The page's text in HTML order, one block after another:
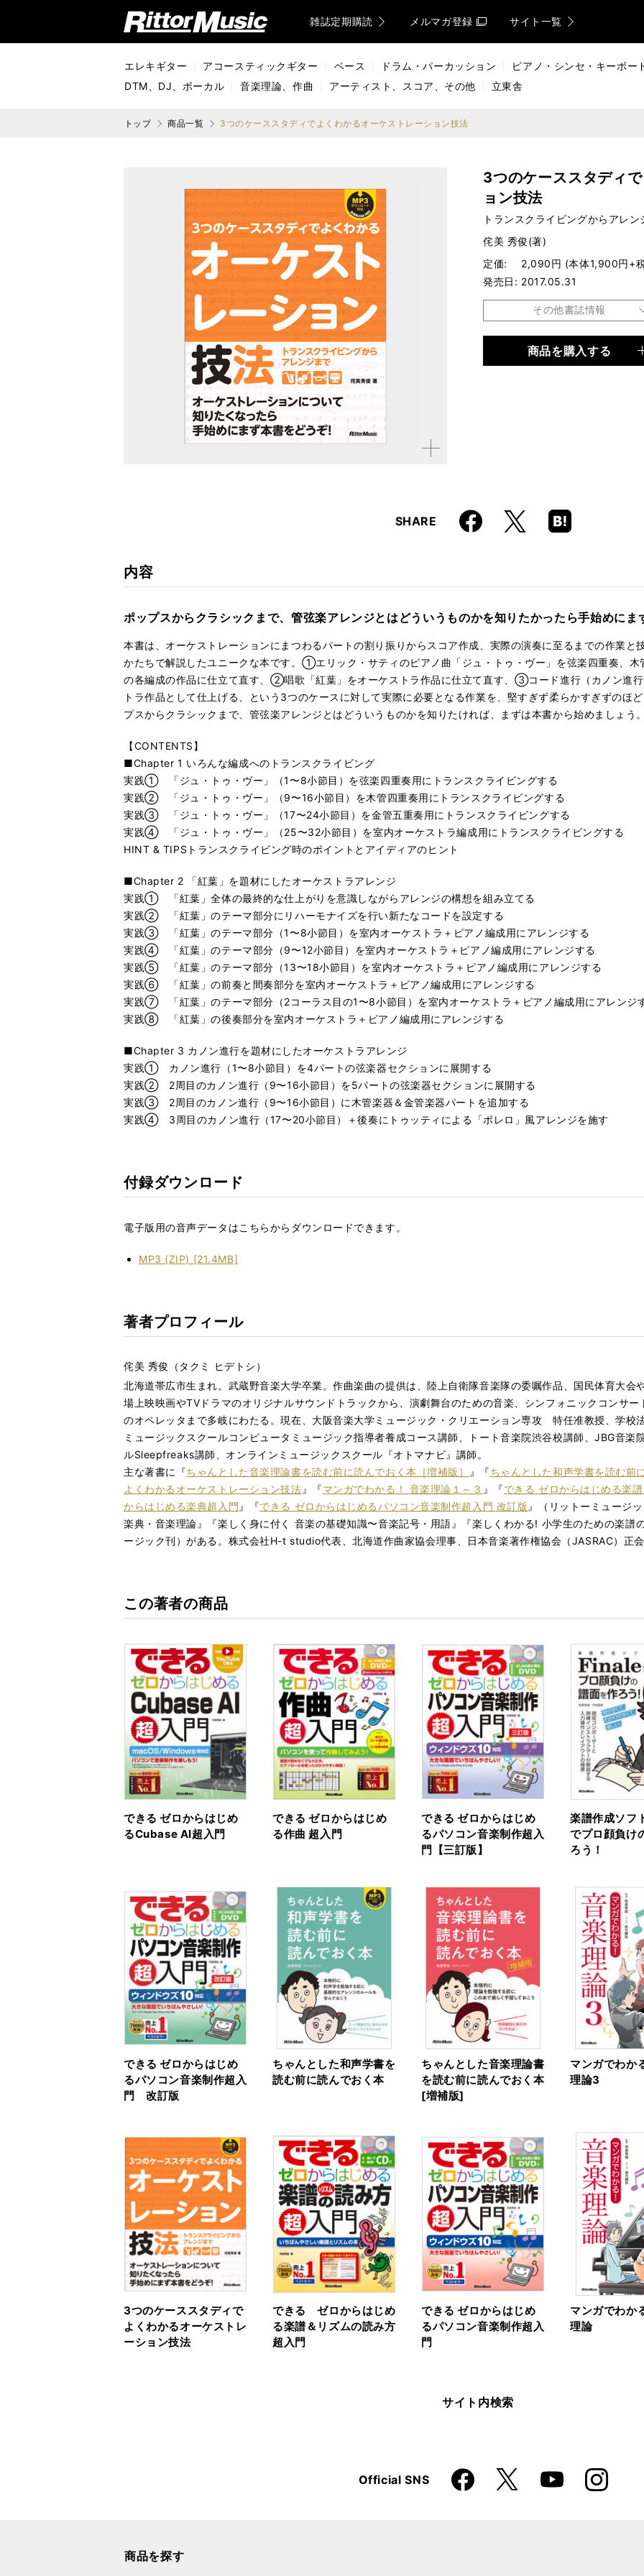
リットーミュージック (Rittor Music) 雑誌定期購読 メルマガ登録 サイト一覧
エレキギター アコースティックギター ベース ドラム・パーカッション
ピアノ・シンセ・キーボー
DTM、DJ、ボーカル
音楽理論、作曲 アーティスト、スコア、その他 立東舎
トップ 商品一覧 3つのケーススタディでよくわかるオーケストレーション技法
拡大す
3つのケーススタディ
ョン技法
トランスクライビングからアレン
侘美 秀俊(著)
定価
2,090円 (本体1,900円+
発売日
2017.05.31
その他書誌情報
書籍
商品を購入する
SHARE Faceboo
k
X
Hatena
Boo
内容
ポップスからクラシックまで、管弦楽アレンジとはどういうものかを知りたかったら手始めにま
本書は、オーケストレーションにまつわるパートの割り振りからスコア作成、実際の演奏に至るまでの作業と
かたちで解説したユニークな本です。①エリック・サティのピアノ曲「ジュ・トゥ・ヴー」を弦楽四重奏、
の各編成の作品に仕立て直す、②唱歌「紅葉」をオーケストラ作品に仕立て直す、③コード進行（カノン進
トラ作品として仕上げる、という3つのケースに対して実際に必要となる作業を、堅すぎず柔らかすぎずのほ
プスからクラシックまで、管弦楽アレンジとはどういうものかを知りたければ、まずは本書から始めましょう
【CONTENTS】
■Chapter 1 いろんな編成へのトランスクライビング
実践① 「ジュ・トゥ・ヴー」（1〜8小節目）を弦楽四重奏用にトランスクライビングする
実践② 「ジュ・トゥ・ヴー」（9〜16小節目）を木管四重奏用にトランスクライビングする
実践③ 「ジュ・トゥ・ヴー」（17〜24小節目）を金管五重奏用にトランスクライビングする
実践④ 「ジュ・トゥ・ヴー」（25〜32小節目）を室内オーケストラ編成用にトランスクライビングする
HINT & TIPSトランスクライビング時のポイントとアイディアのヒント
■Chapter 2 「紅葉」を題材にしたオーケストラアレンジ
実践① 「紅葉」全体の最終的な仕上がりを意識しながらアレンジの構想を組み立てる
実践② 「紅葉」のテーマ部分にリハーモナイズを行い新たなコードを設定する
実践③ 「紅葉」のテーマ部分（1〜8小節目）を室内オーケストラ＋ピアノ編成用にアレンジする
実践④ 「紅葉」のテーマ部分（9〜12小節目）を室内オーケストラ＋ピアノ編成用にアレンジする
実践⑤ 「紅葉」のテーマ部分（13〜18小節目）を室内オーケストラ＋ピアノ編成用にアレンジする
実践⑥ 「紅葉」の前奏と間奏部分を室内オーケストラ＋ピアノ編成用にアレンジする
実践⑦ 「紅葉」のテーマ部分（2コーラス目の1〜8小節目）を室内オーケストラ＋ピアノ編成用にアレンジ
実践⑧ 「紅葉」の後奏部分を室内オーケストラ＋ピアノ編成用にアレンジする
■Chapter 3 カノン進行を題材にしたオーケストラアレンジ
実践① カノン進行（1〜8小節目）を4パートの弦楽器セクションに展開する
実践② 2周目のカノン進行（9〜16小節目）を5パートの弦楽器セクションに展開する
実践③ 2周目のカノン進行（9〜16小節目）に木管楽器＆金管楽器パートを追加する
実践④ 3周目のカノン進行（17〜20小節目）＋後奏にトゥッティによる「ボレロ」風アレンジを施す
付録ダウンロード
電子版用の音声データはこちらからダウンロードできます。
MP3 (ZIP) [21.4MB]
著者プロフィール
侘美 秀俊（タクミ ヒデトシ）
北海道帯広市生まれ。武蔵野音楽大学卒業。作曲楽曲の提供は、陸上自衛隊音楽隊の委嘱作品、国民体育大会
場上映映画やTVドラマのオリジナルサウンドトラックから、演劇舞台のための音楽、シンフォニックコンサ
のオペレッタまで多岐にわたる。現在、大阪音楽大学ミュージック・クリエーション専攻 特任准教授、学校
ミュージックスクールコンピュータミュージック指導者養成コース講師、トート⾳楽院渋⾕校講師、JBG⾳楽
ルSleepfreaks講師、オンラインミュージックスクール『オトマナビ』講師。
主な著書に『ちゃんとした音楽理論書を読む前に読んでおく本［増補版］ 』『ちゃんとした和声学書を読む前
よくわかるオーケストレーション技法 』『マンガでわかる！ 音楽理論１～３ 』『できる ゼロからはじめる楽
からはじめる楽典超入門 』『できる ゼロからはじめるパソコン音楽制作超入門 改訂版 』（リットーミュージ
楽典・⾳楽理論』『楽しく⾝に付く ⾳楽の基礎知識〜⾳楽記号・⽤語』『楽しくわかる! 小学生のための楽譜
ージック刊）がある。株式会社H-t studio代表、北海道作曲家協会理事、日本音楽著作権協会（JASRAC）正
この著者の商品
できる ゼロからはじめ
るCubase AI超入門
できる ゼロからはじめ
る作曲 超入門
できる ゼロからはじめ
るパソコン音楽制作超入
門【三訂版】
楽譜作成ソフ
でプロ顔負け
ろう！
できる ゼロからはじめ
るパソコン音楽制作超入
門 改訂版
ちゃんとした和声学書を
読む前に読んでおく本
ちゃんとした音楽理論書
を読む前に読んでおく本
[増補版]
マンガでわか
理論3
3つのケーススタディで
よくわかるオーケストレ
ーション技法
できる ゼロからはじめ
る楽譜＆リズムの読み方
超入門
できる ゼロからはじめ
るパソコン音楽制作超入
門
マンガでわ
理論
サイト内検索
Official SNSFaceboo
k
X YouTube Instagra
m
商品を探す